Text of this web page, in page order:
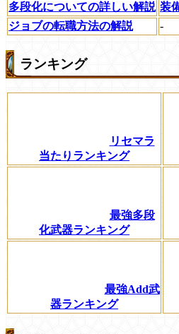
多段化についての詳しい解説 装
ジョブの転職方法の解説
-
ランキング
リセマラ
当たりランキング
最強多段
化武器ランキング
最強Add武
器ランキング